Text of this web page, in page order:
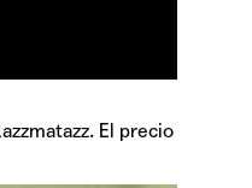
El precio